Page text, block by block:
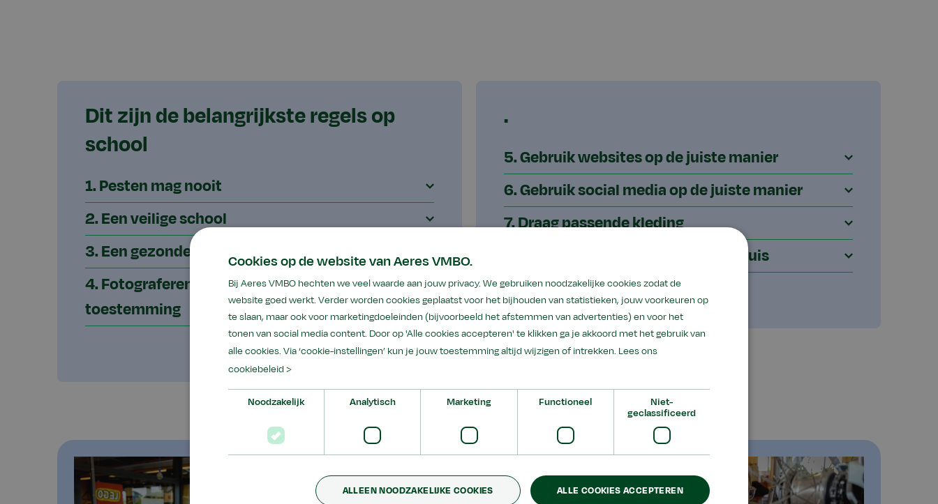
Dit zijn de belangrijkste regels op
school
1. Pesten mag nooit
2. Een veilige school
3. Een gezonde school
4. Fotograferen en filmen op school met
toestemming
.
5. Gebruik websites op de juiste manier
6. Gebruik social media op de juiste manier
7. Draag passende kleding
8. Mobiele telefoon thuis of in de kluis
Cookies op de website van Aeres VMBO.
Bij Aeres VMBO hechten we veel waarde aan jouw privacy. We gebruiken noodzakelijke cookies zodat de
website goed werkt. Verder worden cookies geplaatst voor het bijhouden van statistieken, jouw voorkeuren op
te slaan, maar ook voor marketingdoeleinden (bijvoorbeeld het afstemmen van advertenties) en voor het
tonen van social media content. Door op 'Alle cookies accepteren' te klikken ga je akkoord met het gebruik van
alle cookies. Via ‘cookie-instellingen’ kun je jouw toestemming altijd wijzigen of intrekken. Lees ons
cookiebeleid >
Noodzakelijk Analytisch Marketing Functioneel
Niet-
geclassificeerd
ALLE COOKIES ACCEPTEREN
ALLEEN NOODZAKELIJKE COOKIES